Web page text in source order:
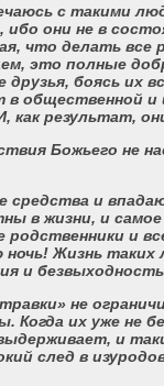
с такими
они не в
что делать все
это полные
боясь их
в общественной
как результат,
Божьего не
и
в жизни, и самое
и
Жизнь
и
не
их уже не
и
след в